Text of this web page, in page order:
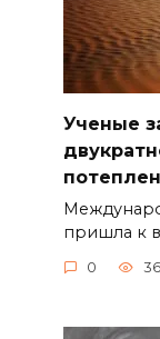
Ученые
пришла к
0 36